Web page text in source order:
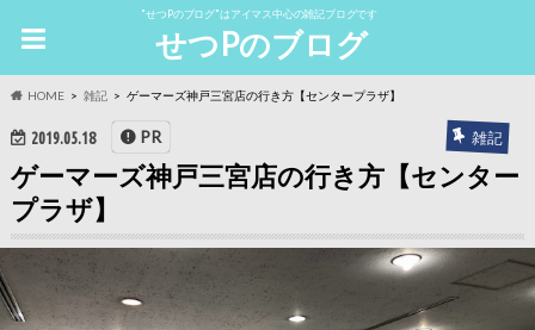
"せつPのブログ"はアイマス中心の雑記ブログです
せつPのブログ
HOME 雑記 ゲーマーズ神戸三宮店の行き方【センタープラザ】
2019.05.18 雑記
PR
ゲーマーズ神戸三宮店の行き方【センター
プラザ】